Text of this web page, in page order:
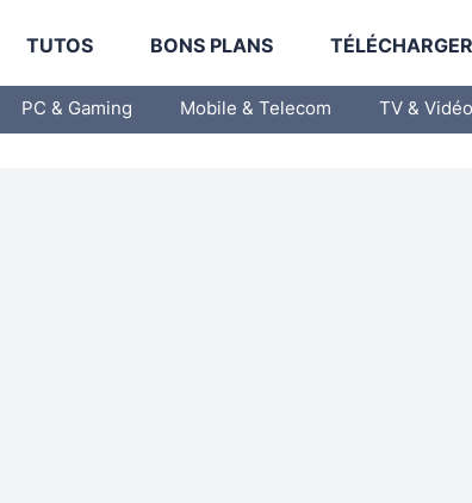
TUTOS BONS PLANS
PC & Gaming Mobile & Telecom TV & Vidéo